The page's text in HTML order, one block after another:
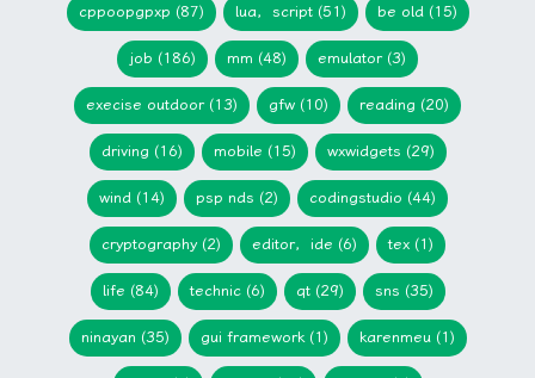
cppoopgpxp (87) lua，script (51) be old (15)
job (186) mm (48) emulator (3)
execise outdoor (13) gfw (10) reading (20)
driving (16) mobile (15) wxwidgets (29)
wind (14) psp nds (2) codingstudio (44)
cryptography (2) editor，ide (6) tex (1)
life (84) technic (6) qt (29) sns (35)
ninayan (35) gui framework (1) karenmeu (1)